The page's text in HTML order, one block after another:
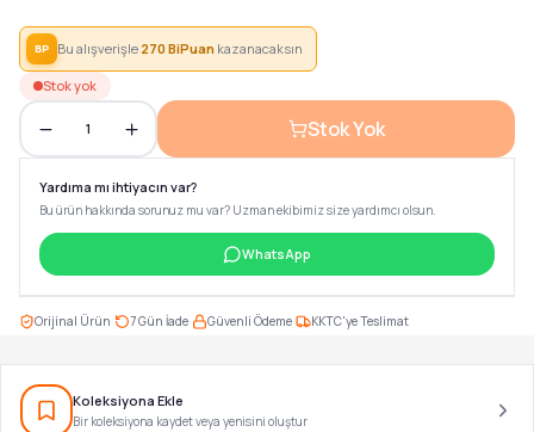
BP Bu alışverişle 270BiPuan kazanacaksın
Stok yok
1 Stok Yok
Yardıma mı ihtiyacın var?
Bu ürün hakkında sorunuz mu var? Uzman ekibimiz size yardımcı olsun.
WhatsApp
Orijinal Ürün 7 Gün İade Güvenli Ödeme KKTC'ye Teslimat
Koleksiyona Ekle
Bir koleksiyona kaydet veya yenisini oluştur